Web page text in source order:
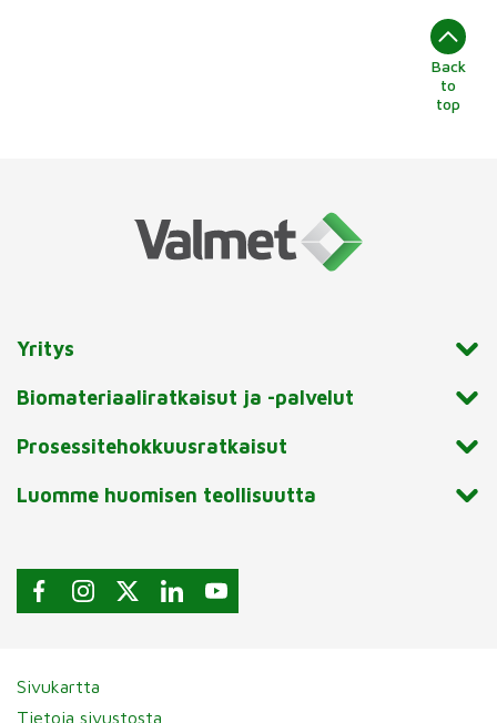
Back
to
top
Yritys
Biomateriaaliratkaisut ja -palvelut
Prosessitehokkuusratkaisut
Luomme huomisen teollisuutta
Sivukartta
Tietoja sivustosta